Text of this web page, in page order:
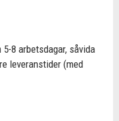
5-8 arbetsdagar, såvida
leveranstider (med